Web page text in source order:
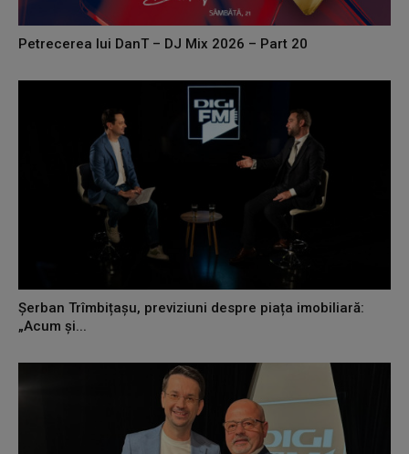
Petrecerea lui DanT – DJ Mix 2026 – Part 20
Șerban Trîmbițașu, previziuni despre piața imobiliară:
„Acum și...